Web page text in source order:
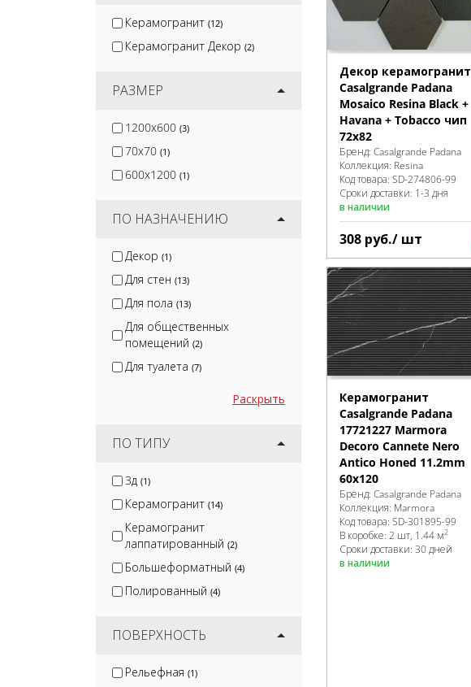
Керамогранит (12)
Керамогранит Декор (2)
РАЗМЕР
1200x600 (3)
70x70 (1)
600x1200 (1)
ПО НАЗНАЧЕНИЮ
Декор (1)
Для стен (13)
Для пола (13)
Для общественных
помещений (2)
Для туалета (7)
Раскрыть
ПО ТИПУ
3д (1)
Керамогранит (14)
Керамогранит
лаппатированный (2)
Большеформатный (4)
Полированный (4)
ПОВЕРХНОСТЬ
Рельефная (1)
Декор керамогранит
Casalgrande Padana
Mosaico Resina Black +
Havana + Tobacco чип
72х82
Бренд: Casalgrande Padana
Коллекция: Resina
Код товара: SD-274806-99
Сроки доставки: 1-3 дня
в наличии
308 руб./ шт
Керамогранит
Casalgrande Padana
17721227 Marmora
Decoro Cannete Nero
Antico Honed 11.2mm
60x120
Бренд: Casalgrande Padana
Коллекция: Marmora
Код товара: SD-301895-99
В коробке: 2 шт, 1.44 м2
Сроки доставки: 30 дней
в наличии